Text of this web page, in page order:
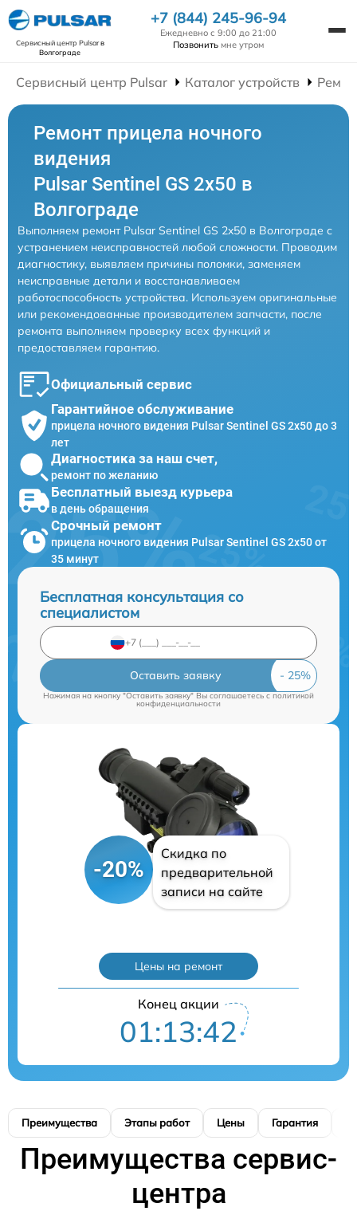
Сервисный центр Pulsarв
Волгограде
+7 (844) 245-96-94
Ежедневно с 9:00 до 21:00
Позвонить мне утром
Сервисный центр Pulsar Каталог устройств
Ремонт прицела ночного
видения
Pulsar Sentinel GS 2x50 в
Волгограде
Выполняем ремонт Pulsar Sentinel GS 2x50 в Волгограде с
устранением неисправностей любой сложности. Проводим
диагностику, выявляем причины поломки, заменяем
неисправные детали и восстанавливаем
работоспособность устройства. Используем оригинальные
или рекомендованные производителем запчасти, после
ремонта выполняем проверку всех функций и
предоставляем гарантию.
Официальный сервис
Гарантийное обслуживание
прицела ночного видения Pulsar Sentinel GS 2x50 до 3
лет
Диагностика за наш счет,
ремонт по желанию
Бесплатный выезд курьера
в день обращения
Срочный ремонт
прицела ночного видения Pulsar Sentinel GS 2x50 от
35 минут
Бесплатная консультация со
специалистом
Оставить заявку
Нажимая на кнопку "Оставить заявку" Вы соглашаетесь cполитикой
конфиденциальности
-20%
Скидка по
предварительной
записи на сайте
Цены на ремонт
Конец акции
01:13:41
Преимущества Этапы работ Цены Гарантия
Преимущества сервис-
центра